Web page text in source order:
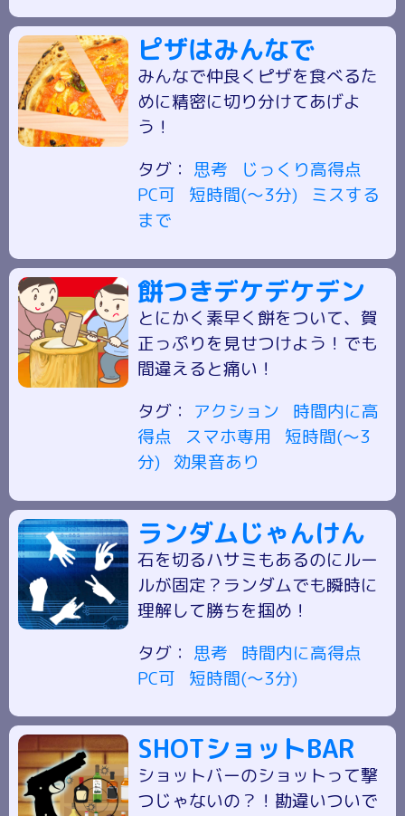
ピザはみんなで
みんなで仲良くピザを食べるた
めに精密に切り分けてあげよ
う！
タグ： 思考
じっくり高得点
PC可
短時間(～3分)
ミスする
まで
餅つきデケデケデン
とにかく素早く餅をついて、賀
正っぷりを見せつけよう！でも
間違えると痛い！
タグ：
アクション
時間内に高
得点
スマホ専用
短時間(～3
分)
効果音あり
ランダムじゃんけん
石を切るハサミもあるのにルー
ルが固定？ランダムでも瞬時に
理解して勝ちを掴め！
タグ： 思考
時間内に高得点
PC可
短時間(～3分)
SHOTショットBAR
ショットバーのショットって撃
つじゃないの？！勘違いついで